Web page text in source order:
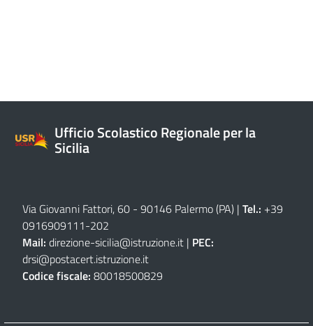
Ufficio Scolastico Regionale per la
Sicilia
Via Giovanni Fattori, 60 - 90146 Palermo (PA) | Tel.: +39
0916909111-202
Mail: direzione-sicilia@istruzione.it | PEC:
drsi@postacert.istruzione.it
Codice fiscale: 80018500829